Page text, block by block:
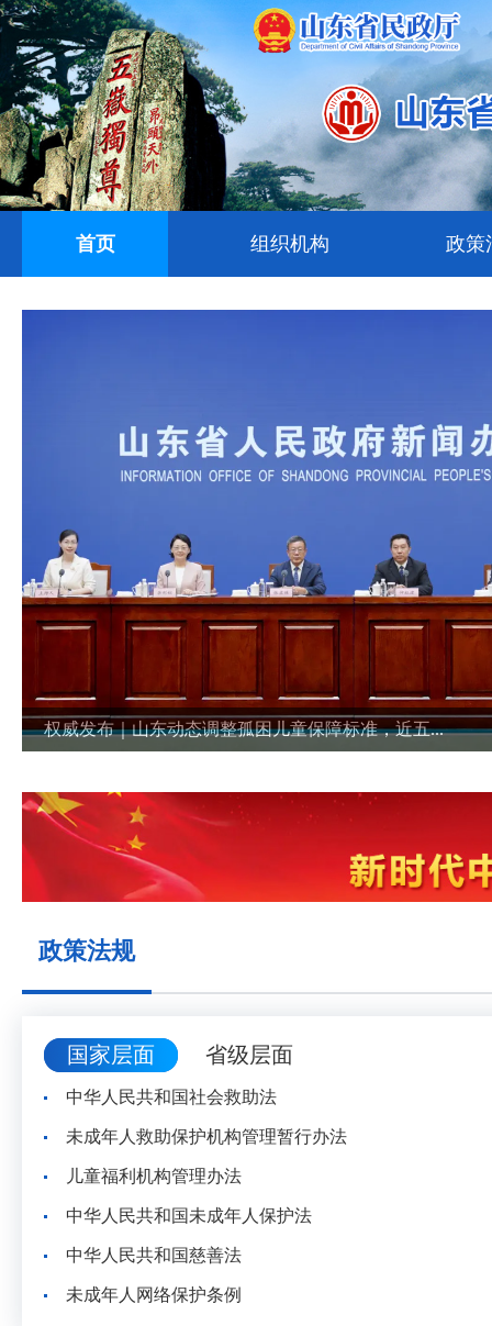
首页 组织机构 政策
权威发布｜山东动态调整孤困儿童保障标准，近五...
政策法规
国家层面 省级层面
中华人民共和国社会救助法
未成年人救助保护机构管理暂行办法
儿童福利机构管理办法
中华人民共和国未成年人保护法
中华人民共和国慈善法
未成年人网络保护条例